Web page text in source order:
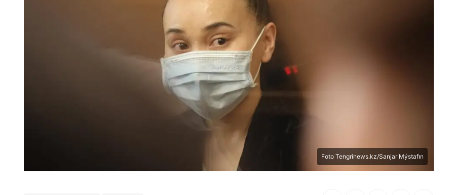
Foto Tengrinews.kz/Sanjar Mýstafın